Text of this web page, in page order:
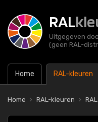
RAL
Uitgegeven
(geen RAL-
Home RAL-kleuren
Home RAL-kleuren